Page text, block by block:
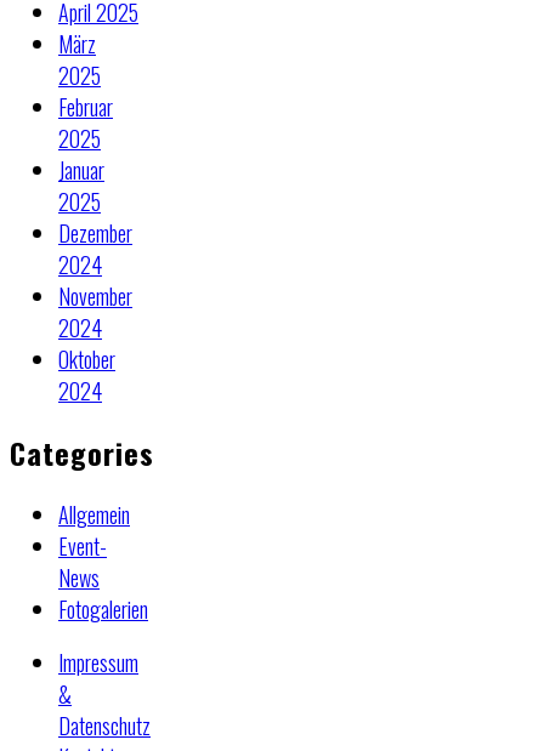
April 2025
März
2025
Februar
2025
Januar
2025
Dezember
2024
November
2024
Oktober
2024
Categories
Allgemein
Event-
News
Fotogalerien
Impressum
&
Datenschutz